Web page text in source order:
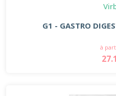
G1 - GASTRO
à